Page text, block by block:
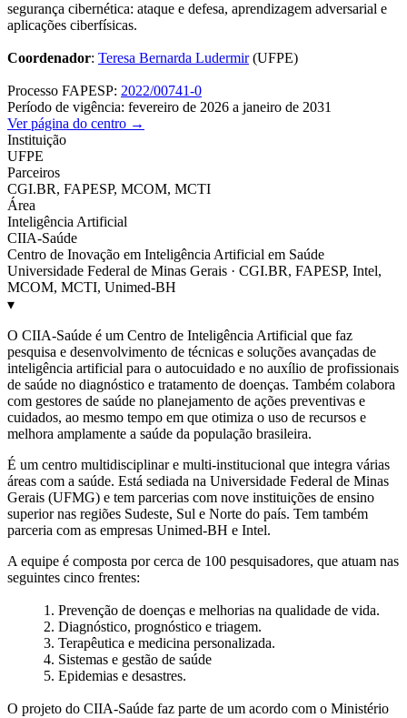
segurança cibernética: ataque e defesa, aprendizagem adversarial e
aplicações ciberfísicas.
Coordenador: Teresa Bernarda Ludermir(UFPE)
Processo FAPESP: 2022/00741-0
Período de vigência: fevereiro de 2026 a janeiro de 2031
Ver página do centro →
Instituição
UFPE
Parceiros
CGI.BR, FAPESP, MCOM, MCTI
Área
Inteligência Artificial
CIIA-Saúde
Centro de Inovação em Inteligência Artificial em Saúde
Universidade Federal de Minas Gerais · CGI.BR, FAPESP, Intel,
MCOM, MCTI, Unimed-BH
▾
O CIIA-Saúde é um Centro de Inteligência Artificial que faz
pesquisa e desenvolvimento de técnicas e soluções avançadas de
inteligência artificial para o autocuidado e no auxílio de profissionais
de saúde no diagnóstico e tratamento de doenças. Também colabora
com gestores de saúde no planejamento de ações preventivas e
cuidados, ao mesmo tempo em que otimiza o uso de recursos e
melhora amplamente a saúde da população brasileira.
É um centro multidisciplinar e multi-institucional que integra várias
áreas com a saúde. Está sediada na Universidade Federal de Minas
Gerais (UFMG) e tem parcerias com nove instituições de ensino
superior nas regiões Sudeste, Sul e Norte do país. Tem também
parceria com as empresas Unimed-BH e Intel.
A equipe é composta por cerca de 100 pesquisadores, que atuam nas
seguintes cinco frentes:
1. Prevenção de doenças e melhorias na qualidade de vida.
2. Diagnóstico, prognóstico e triagem.
3. Terapêutica e medicina personalizada.
4. Sistemas e gestão de saúde
5. Epidemias e desastres.
O projeto do CIIA-Saúde faz parte de um acordo com o Ministério